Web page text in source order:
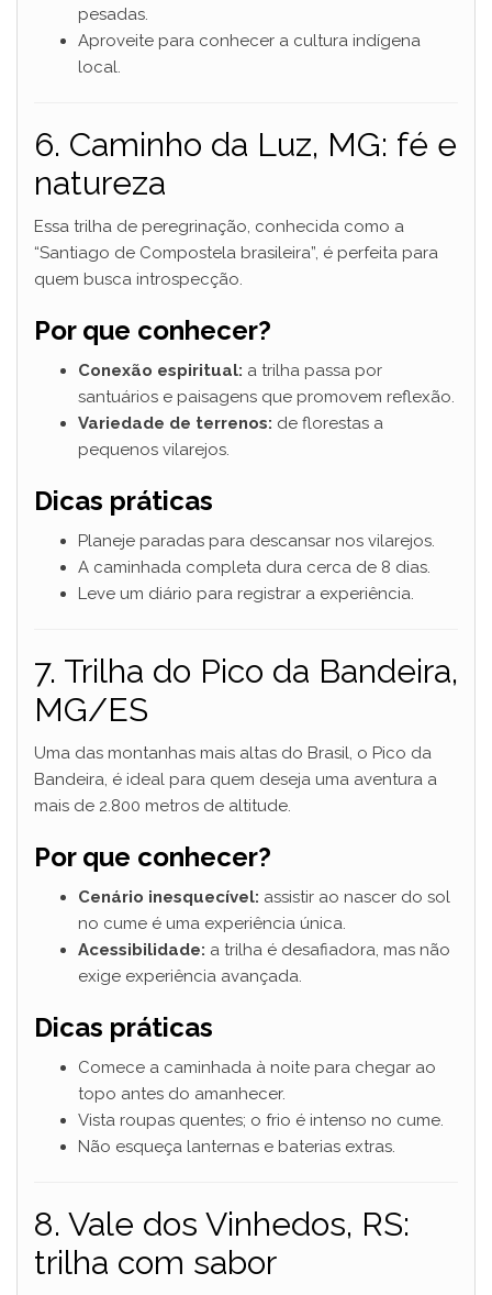
pesadas.
Aproveite para conhecer a cultura indígena
local.
6. Caminho da Luz, MG: fé e
natureza
Essa trilha de peregrinação, conhecida como a
“Santiago de Compostela brasileira”, é perfeita para
quem busca introspecção.
Por que conhecer?
Conexão espiritual: a trilha passa por
santuários e paisagens que promovem reflexão.
Variedade de terrenos: de florestas a
pequenos vilarejos.
Dicas práticas
Planeje paradas para descansar nos vilarejos.
A caminhada completa dura cerca de 8 dias.
Leve um diário para registrar a experiência.
7. Trilha do Pico da Bandeira,
MG/ES
Uma das montanhas mais altas do Brasil, o Pico da
Bandeira, é ideal para quem deseja uma aventura a
mais de 2.800 metros de altitude.
Por que conhecer?
Cenário inesquecível: assistir ao nascer do sol
no cume é uma experiência única.
Acessibilidade: a trilha é desafiadora, mas não
exige experiência avançada.
Dicas práticas
Comece a caminhada à noite para chegar ao
topo antes do amanhecer.
Vista roupas quentes; o frio é intenso no cume.
Não esqueça lanternas e baterias extras.
8. Vale dos Vinhedos, RS:
trilha com sabor